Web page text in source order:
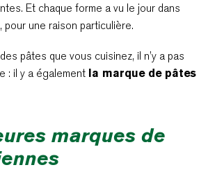
Et chaque forme a vu le jour dans
pour une raison particulière.
pâtes que vous cuisinez, il n’y a pas
: il y a également la marque de pâtes
marques de